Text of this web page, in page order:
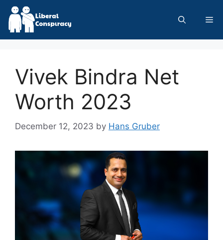
Skip
content
Vivek Bindra Net
Worth 2023
December 12, 2023 by Hans Gruber